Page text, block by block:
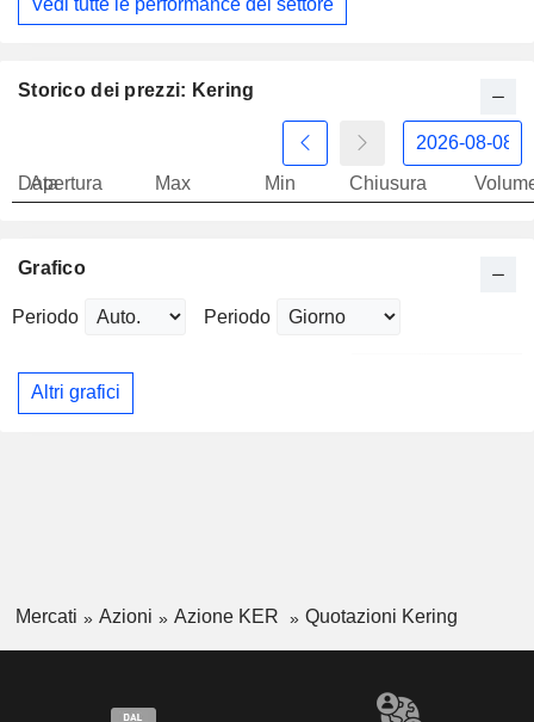
Storico dei prezzi: Kering
Data
Apertura Max Min Chiusura
Grafico
Periodo Periodo
Altri grafici
Mercati Azioni Azione KER Quotazioni Kering